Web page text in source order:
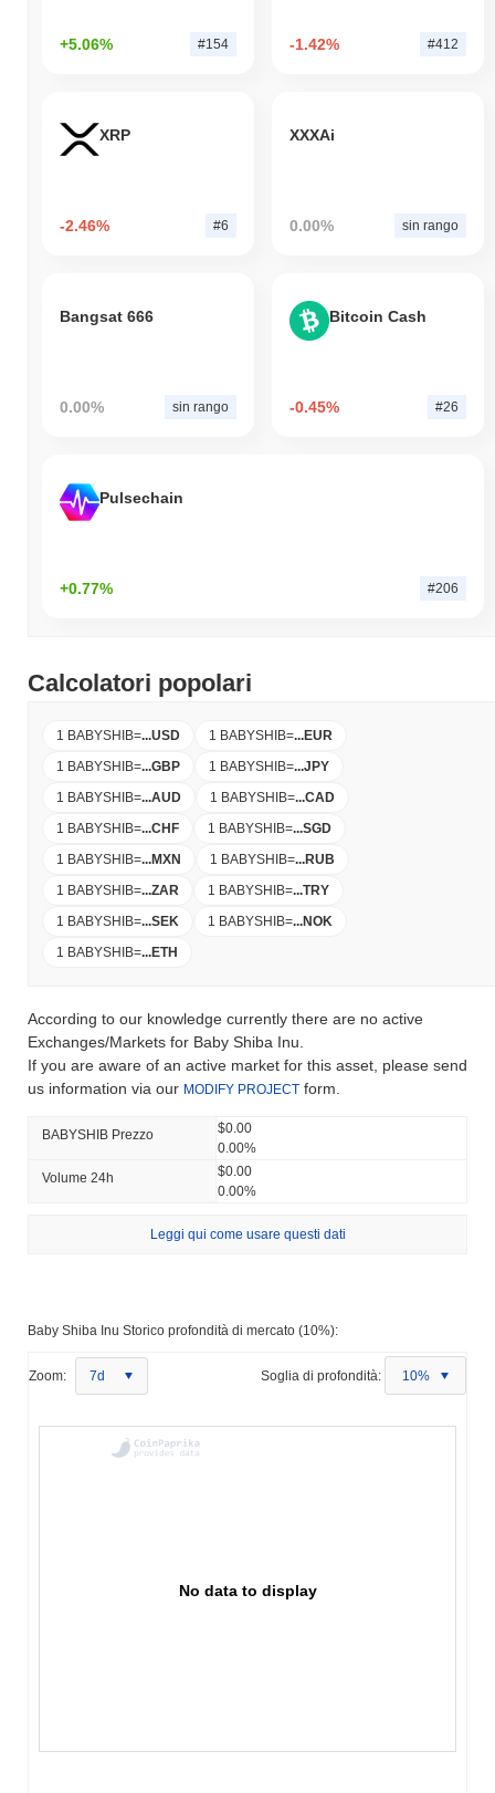
+5.06% #154 -1.42% #412
XRP
-2.46% #6
XXXAi
0.00% sin rango
Bangsat 666
0.00% sin rango
Bitcoin Cash
-0.45% #26
Pulsechain
+0.77% #206
Calcolatori popolari
1 BABYSHIB=...USD 1 BABYSHIB=...EUR
1 BABYSHIB=...GBP 1 BABYSHIB=...JPY
1 BABYSHIB=...AUD 1 BABYSHIB=...CAD
1 BABYSHIB=...CHF 1 BABYSHIB=...SGD
1 BABYSHIB=...MXN 1 BABYSHIB=...RUB
1 BABYSHIB=...ZAR 1 BABYSHIB=...TRY
1 BABYSHIB=...SEK 1 BABYSHIB=...NOK
1 BABYSHIB=...ETH
According to our knowledge currently there are no active
Exchanges/Markets for Baby Shiba Inu.
If you are aware of an active market for this asset, please send
us information via our MODIFY PROJECT form.
BABYSHIB Prezzo
$0.00
0.00%
Volume 24h
$0.00
0.00%
Leggi qui come usare questi dati
Baby Shiba Inu Storico profondità di mercato (10%):
Zoom: 7d Soglia di profondità: 10%
No data to display